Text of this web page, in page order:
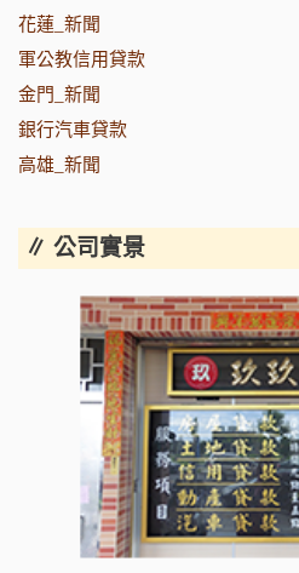
花蓮_新聞
軍公教信用貸款
金門_新聞
銀行汽車貸款
高雄_新聞
∥ 公司實景